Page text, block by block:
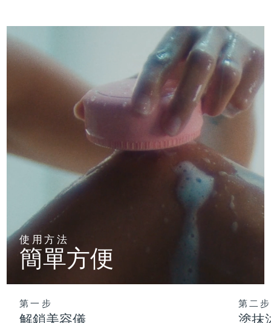
使用方法
簡單方便
第一步
解鎖美容儀
第二步
塗抹
阿拉伯聯合大公國 預計送達日期8/11/26
英國 預計送達日期 8/10/26
預計送達日期 8/11/26
預計送達日期8/15/26
預計送達日期